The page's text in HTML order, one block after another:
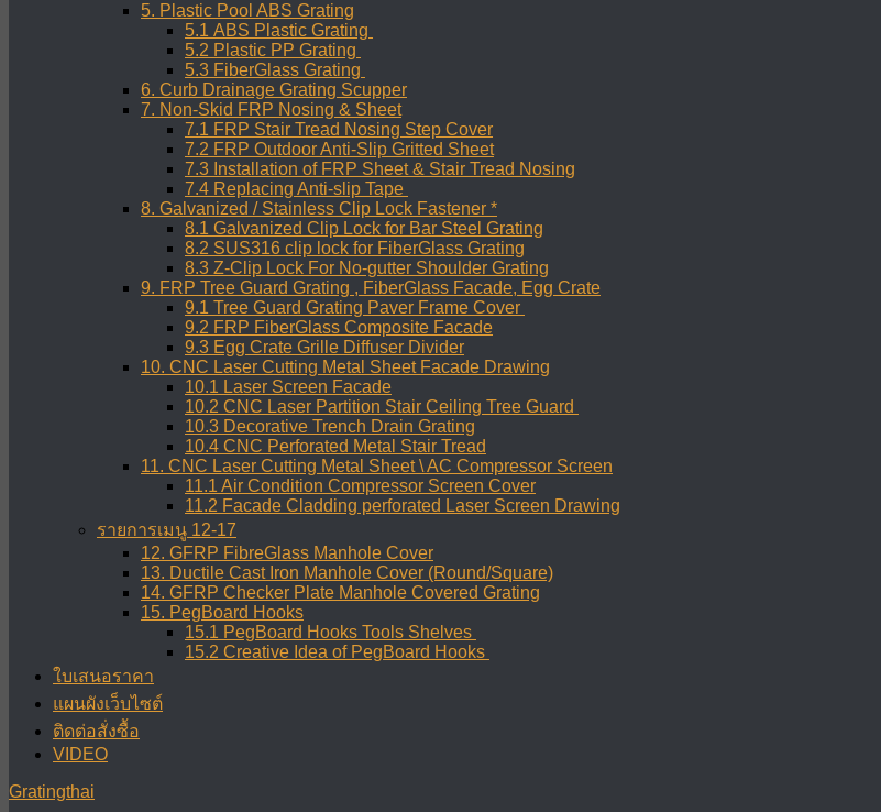
5. Plastic Pool ABS Grating
5.1 ABS Plastic Grating
5.2 Plastic PP Grating
5.3 FiberGlass Grating
6. Curb Drainage Grating Scupper
7. Non-Skid FRP Nosing & Sheet
7.1 FRP Stair Tread Nosing Step Cover
7.2 FRP Outdoor Anti-Slip Gritted Sheet
7.3 Installation of FRP Sheet & Stair Tread Nosing
7.4 Replacing Anti-slip Tape
8. Galvanized / Stainless Clip Lock Fastener *
8.1 Galvanized Clip Lock for Bar Steel Grating
8.2 SUS316 clip lock for FiberGlass Grating
8.3 Z-Clip Lock For No-gutter Shoulder Grating
9. FRP Tree Guard Grating , FiberGlass Facade, Egg Crate
9.1 Tree Guard Grating Paver Frame Cover
9.2 FRP FiberGlass Composite Facade
9.3 Egg Crate Grille Diffuser Divider
10. CNC Laser Cutting Metal Sheet Facade Drawing
10.1 Laser Screen Facade
10.2 CNC Laser Partition Stair Ceiling Tree Guard
10.3 Decorative Trench Drain Grating
10.4 CNC Perforated Metal Stair Tread
11. CNC Laser Cutting Metal Sheet \ AC Compressor Screen
11.1 Air Condition Compressor Screen Cover
11.2 Facade Cladding perforated Laser Screen Drawing
รายการเมนู 12-17
12. GFRP FibreGlass Manhole Cover
13. Ductile Cast Iron Manhole Cover (Round/Square)
14. GFRP Checker Plate Manhole Covered Grating
15. PegBoard Hooks
15.1 PegBoard Hooks Tools Shelves
15.2 Creative Idea of PegBoard Hooks
ใบเสนอราคา
แผนผังเว็บไซต์
ติดต่อสั่งซื้อ
VIDEO
Gratingthai